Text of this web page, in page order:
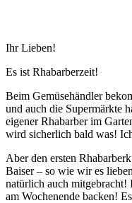
Ihr Lieben!
Es ist Rhabarberzeit!
Beim Gemüsehändler
und auch die Supermärkte
eigener Rhabarber im
wird sicherlich bald was!
Aber den ersten
Baiser – so wie wir es
natürlich auch mitgebracht!
am Wochenende backen!